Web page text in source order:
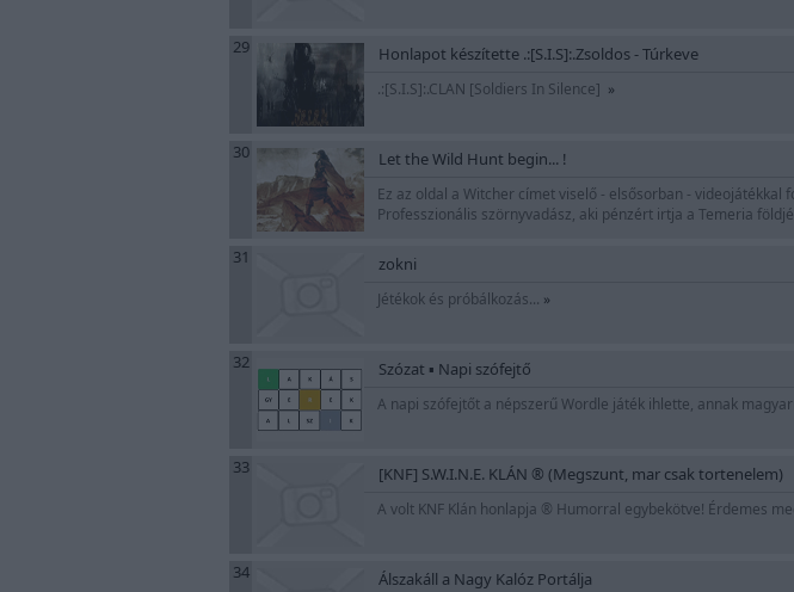
29 Honlapot készítette .:[S.I.S]:.Zsoldos - Túrkeve
.:[S.I.S]:.CLAN [Soldiers In Silence] »
30 Let the Wild Hunt begin... !
Ez az oldal a Witcher címet viselő - elsősorban -
Professzionális szörnyvadász, aki pénzért irtja a Temeria
31 zokni
Jétékok és próbálkozás... »
32 Szózat ▪ Napi szófejtő
A napi szófejtőt a népszerű Wordle játék ihlette, annak
33 [KNF] S.W.I.N.E. KLÁN ® (Megszunt, mar csak tortenelem)
A volt KNF Klán honlapja ® Humorral egybekötve! Érdemes
34 Álszakáll a Nagy Kalóz Portálja